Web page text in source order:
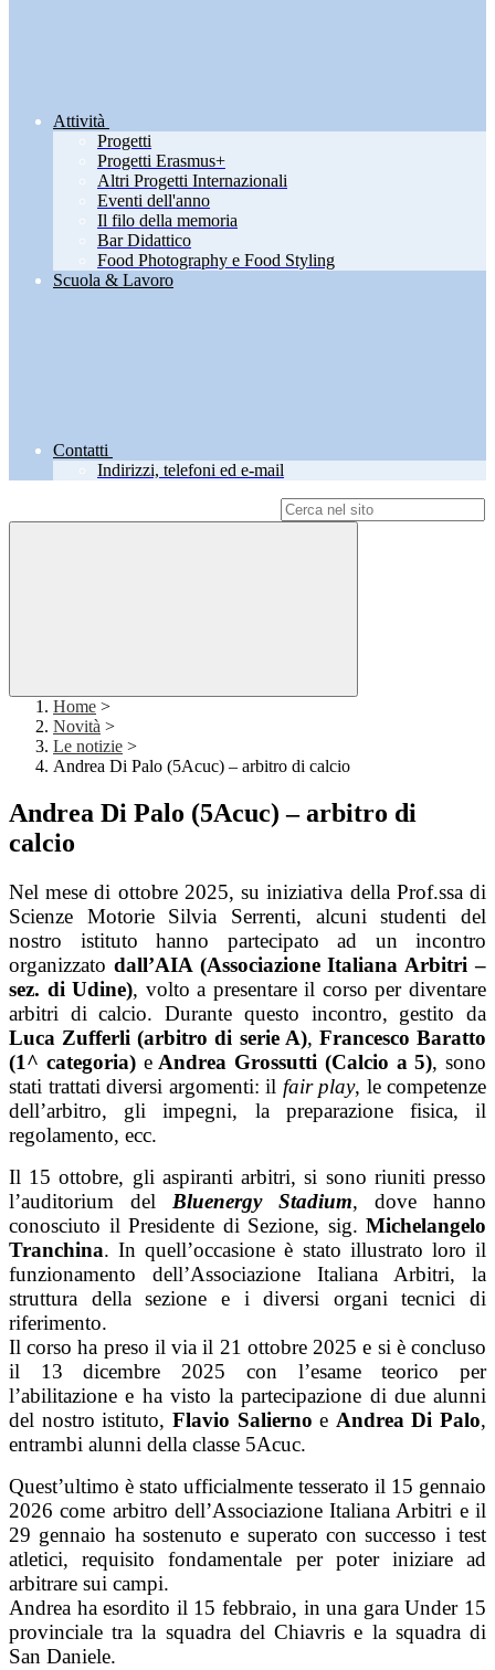
Attività
Progetti
Progetti Erasmus+
Altri Progetti Internazionali
Eventi dell'anno
Il filo della memoria
Bar Didattico
Food Photography e Food Styling
Scuola & Lavoro
Contatti
Indirizzi, telefoni ed e-mail
Home >
Novità >
Le notizie >
Andrea Di Palo (5Acuc) – arbitro di calcio
Andrea Di Palo (5Acuc) – arbitro di
calcio
Nel mese di ottobre 2025, su iniziativa della Prof.ssa di
Scienze Motorie Silvia Serrenti, alcuni studenti del
nostro istituto hanno partecipato ad un incontro
organizzato dall’AIA (Associazione Italiana Arbitri –
sez. di Udine), volto a presentare il corso per diventare
arbitri di calcio. Durante questo incontro, gestito da
Luca Zufferli (arbitro di serie A), Francesco Baratto
(1^ categoria) eAndrea Grossutti (Calcio a 5), sono
stati trattati diversi argomenti: il fair play, le competenze
dell’arbitro, gli impegni, la preparazione fisica, il
regolamento, ecc.
Il 15 ottobre, gli aspiranti arbitri, si sono riuniti presso
l’auditorium del Bluenergy Stadium, dove hanno
conosciuto il Presidente di Sezione, sig. Michelangelo
Tranchina. In quell’occasione è stato illustrato loro il
funzionamento dell’Associazione Italiana Arbitri, la
struttura della sezione e i diversi organi tecnici di
riferimento.
Il corso ha preso il via il 21 ottobre 2025 e si è concluso
il 13 dicembre 2025 con l’esame teorico per
l’abilitazione e ha visto la partecipazione di due alunni
del nostro istituto, Flavio Salierno e Andrea Di Palo,
entrambi alunni della classe 5Acuc.
Quest’ultimo è stato ufficialmente tesserato il 15 gennaio
2026 come arbitro dell’Associazione Italiana Arbitri e il
29 gennaio ha sostenuto e superato con successo i test
atletici, requisito fondamentale per poter iniziare ad
arbitrare sui campi.
Andrea ha esordito il 15 febbraio, in una gara Under 15
provinciale tra la squadra del Chiavris e la squadra di
San Daniele.